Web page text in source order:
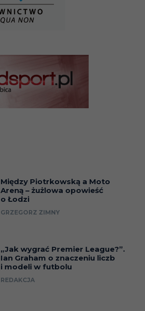
Między Piotrkowską a Moto
Areną – żużlowa opowieść
o Łodzi
GRZEGORZ ZIMNY
„Jak wygrać Premier League?”.
Ian Graham o znaczeniu liczb
i modeli w futbolu
REDAKCJA